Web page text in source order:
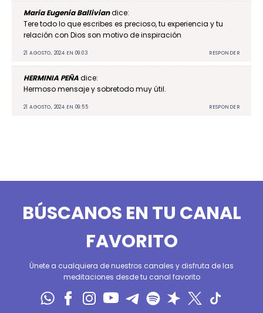
Maria Eugenia Balliviandice:
Tere todo lo que escribes es precioso, tu experiencia y tu
relación con Dios son motivo de inspiración
21 AGOSTO, 2024 EN 09:03 RESPONDER
HERMINIA PEÑAdice:
Hermoso mensaje y sobretodo muy útil.
21 AGOSTO, 2024 EN 09:55 RESPONDER
BÚSCANOS EN TU CANAL
FAVORITO
Únete a cualquiera de nuestros canales y disfruta de las
meditaciones desde tu canal favorito